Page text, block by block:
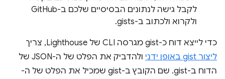
לקבל גישה לנתונים הבסיסיים שלכם ב-GitHub
ולקרוא ולכתוב ב-gists.
כדי לייצא דוח כ-gist מגרסה CLI של Lighthouse, צריך
ליצור gist באופן ידני
ולהדביק את הפלט של ה-JSON של
הדוח ב-gist. שם הקובץ ב-gist שמכיל את הפלט של ה-